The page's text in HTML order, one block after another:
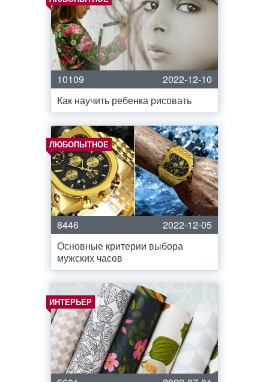
10109
2022-12-10
Как научить ребенка рисовать
ЛЮБОПЫТНОЕ
8446
2022-12-05
Основные критерии выбора
мужских часов
ИНТЕРЬЕР